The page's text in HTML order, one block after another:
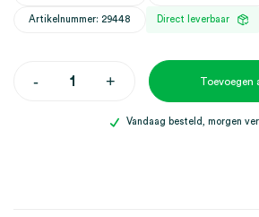
Artikelnummer: 29448 Direct leverbaar
-Rosidal
+ Toevoegen
Vandaag besteld, morgen